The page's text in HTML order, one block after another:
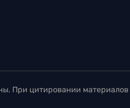
цитировании материалов